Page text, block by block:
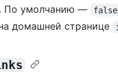
. По умолчанию — false
домашней странице